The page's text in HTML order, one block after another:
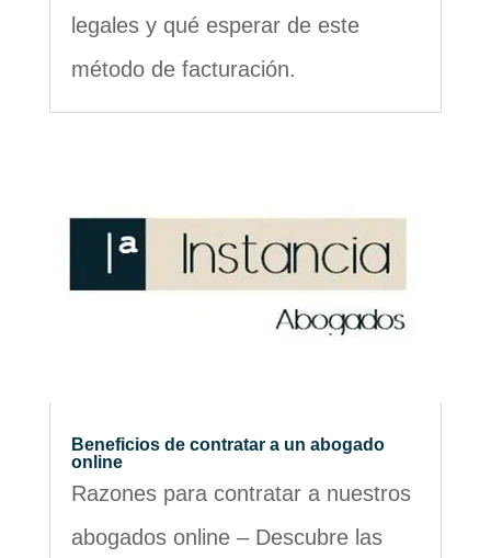
legales y qué esperar de este
método de facturación.
Beneficios de contratar a un abogado
online
Razones para contratar a nuestros
abogados online – Descubre las